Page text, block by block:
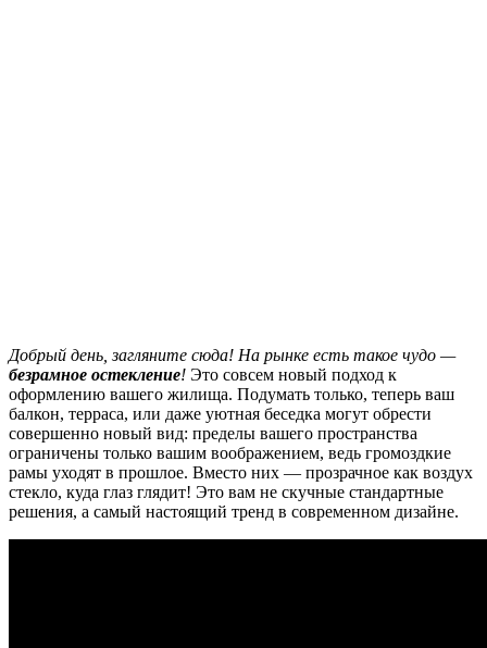
Добрый день, загляните сюда! На рынке есть такое чудо —
безрамное остекление! Это совсем новый подход к
оформлению вашего жилища. Подумать только, теперь ваш
балкон, терраса, или даже уютная беседка могут обрести
совершенно новый вид: пределы вашего пространства
ограничены только вашим воображением, ведь громоздкие
рамы уходят в прошлое. Вместо них — прозрачное как воздух
стекло, куда глаз глядит! Это вам не скучные стандартные
решения, а самый настоящий тренд в современном дизайне.